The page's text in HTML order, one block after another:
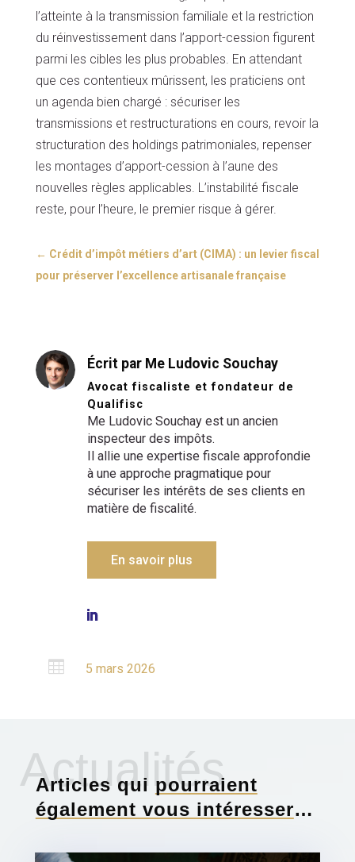
l’atteinte à la transmission familiale et la restriction
du réinvestissement dans l’apport-cession figurent
parmi les cibles les plus probables. En attendant
que ces contentieux mûrissent, les praticiens ont
un agenda bien chargé : sécuriser les
transmissions et restructurations en cours, revoir la
structuration des holdings patrimoniales, repenser
les montages d’apport-cession à l’aune des
nouvelles règles applicables. L’instabilité fiscale
reste, pour l’heure, le premier risque à gérer.
← Crédit d’impôt métiers d’art (CIMA) : un levier fiscal
pour préserver l’excellence artisanale française
Écrit par Me Ludovic Souchay
Avocat fiscaliste et fondateur de
Qualifisc
Me Ludovic Souchay est un ancien
inspecteur des impôts.
Il allie une expertise fiscale approfondie
à une approche pragmatique pour
sécuriser les intérêts de ses clients en
matière de fiscalité.
En savoir plus
 5 mars 2026
Actualités
Articles quipourraient
également vous intéresser…